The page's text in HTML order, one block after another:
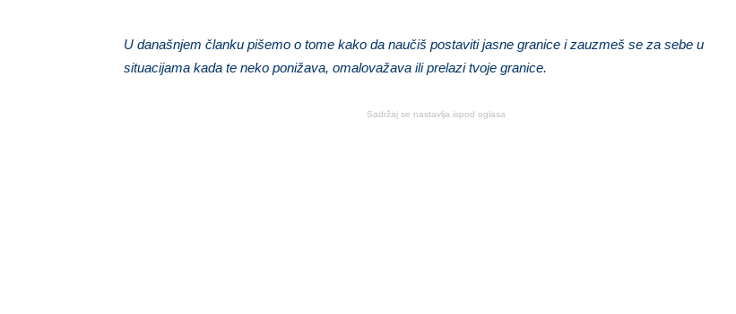
U današnjem članku pišemo o tome kako da naučiš postaviti jasne granice i zauzmeš se za sebe u
situacijama kada te neko ponižava, omalovažava ili prelazi tvoje granice.
Sadržaj se nastavlja ispod oglasa